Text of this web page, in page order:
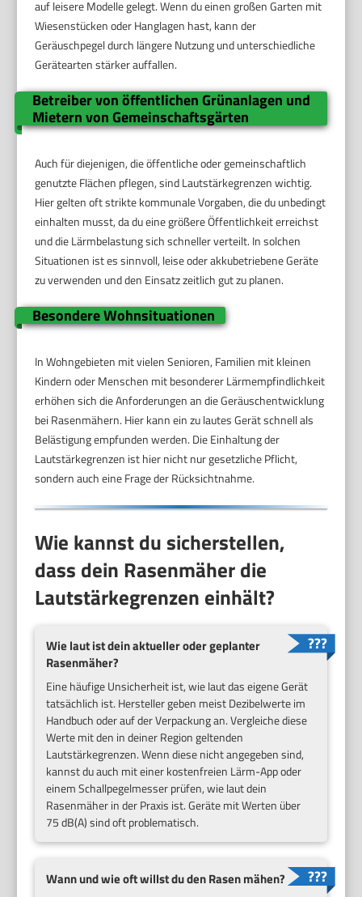
auf leisere Modelle gelegt. Wenn du einen großen Garten mit
Wiesenstücken oder Hanglagen hast, kann der
Geräuschpegel durch längere Nutzung und unterschiedliche
Gerätearten stärker auffallen.
Betreiber von öffentlichen Grünanlagen und
Mietern von Gemeinschaftsgärten
Auch für diejenigen, die öffentliche oder gemeinschaftlich
genutzte Flächen pflegen, sind Lautstärkegrenzen wichtig.
Hier gelten oft strikte kommunale Vorgaben, die du unbedingt
einhalten musst, da du eine größere Öffentlichkeit erreichst
und die Lärmbelastung sich schneller verteilt. In solchen
Situationen ist es sinnvoll, leise oder akkubetriebene Geräte
zu verwenden und den Einsatz zeitlich gut zu planen.
Besondere Wohnsituationen
In Wohngebieten mit vielen Senioren, Familien mit kleinen
Kindern oder Menschen mit besonderer Lärmempfindlichkeit
erhöhen sich die Anforderungen an die Geräuschentwicklung
bei Rasenmähern. Hier kann ein zu lautes Gerät schnell als
Belästigung empfunden werden. Die Einhaltung der
Lautstärkegrenzen ist hier nicht nur gesetzliche Pflicht,
sondern auch eine Frage der Rücksichtnahme.
Wie kannst du sicherstellen,
dass dein Rasenmäher die
Lautstärkegrenzen einhält?
Wie laut ist dein aktueller oder geplanter
Rasenmäher?
Eine häufige Unsicherheit ist, wie laut das eigene Gerät
tatsächlich ist. Hersteller geben meist Dezibelwerte im
Handbuch oder auf der Verpackung an. Vergleiche diese
Werte mit den in deiner Region geltenden
Lautstärkegrenzen. Wenn diese nicht angegeben sind,
kannst du auch mit einer kostenfreien Lärm-App oder
einem Schallpegelmesser prüfen, wie laut dein
Rasenmäher in der Praxis ist. Geräte mit Werten über
75 dB(A) sind oft problematisch.
Wann und wie oft willst du den Rasen mähen?